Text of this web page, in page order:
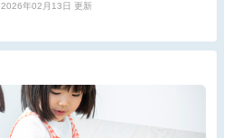
2026年02月13日 更新